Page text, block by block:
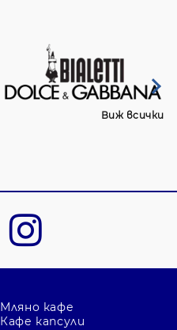
Виж всички
Мляно кафе
Кафе капсули